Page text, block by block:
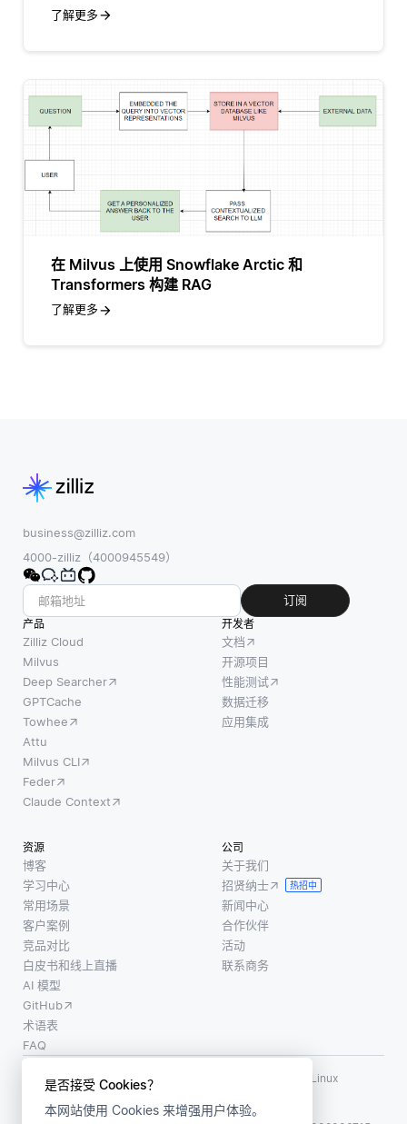
是否接受 Cookies？
本网站使用 Cookies 来增强用户体验。
了解更多
在 Milvus 上使用 Snowflake Arctic 和
Transformers 构建 RAG
了解更多
business@zilliz.com
4000-zilliz（4000945549）
订阅
产品
Zilliz Cloud
Milvus
Deep Searcher
GPTCache
Towhee
Attu
Milvus CLI
Feder
Claude Context
开发者
文档
开源项目
性能测试
数据迁移
应用集成
资源
博客
学习中心
常用场景
客户案例
竞品对比
白皮书和线上直播
AI 模型
GitHub
术语表
FAQ
公司
关于我们
招贤纳士
热招中
新闻中心
合作伙伴
活动
联系商务
使用条款
LF AI、LF AI & Data、Milvus，以及相关的开源项目名称为 Linux
Foundation 所有商标
版权所有 ©2026 上海赜睿信息科技有限公司保留所有权利